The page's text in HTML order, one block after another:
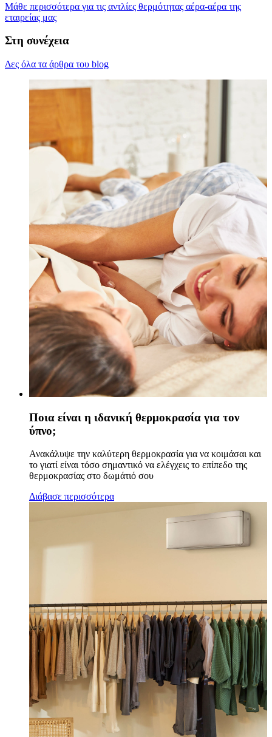
Μάθε περισσότερα για τις αντλίες θερμότητας αέρα-αέρα της
εταιρείας μας
Στη συνέχεια
Δες όλα τα άρθρα του blog
Ποια είναι η ιδανική θερμοκρασία για τον
ύπνο;
Ανακάλυψε την καλύτερη θερμοκρασία για να κοιμάσαι και
το γιατί είναι τόσο σημαντικό να ελέγχεις το επίπεδο της
θερμοκρασίας στο δωμάτιό σου
Διάβασε περισσότερα